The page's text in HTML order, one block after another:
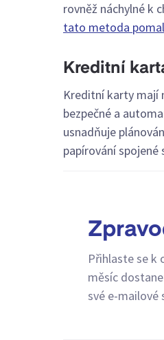
rovněž náchylné k
tato metoda
Kreditní
Kreditní karty mají
bezpečné a
usnadňuje
papírování
Přihlaste se k
měsíc
své e-mailové